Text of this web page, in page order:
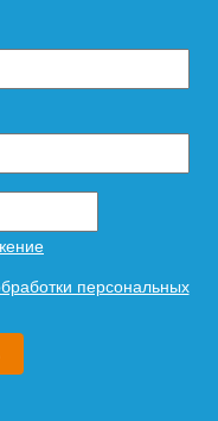
персональных